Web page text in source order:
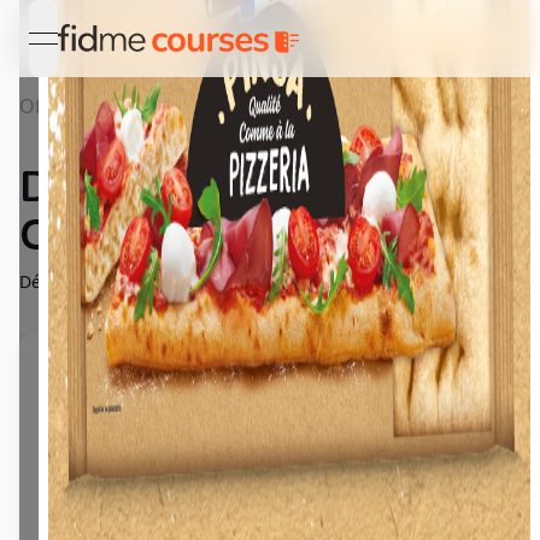
open navigation menu
Offres Détail Découvrez la Pinsa Croustipate !
Découvrez la Pinsa
Croustipate !
Découvrez la Pinsa Croustipate, qualité comme à la pizzeria !